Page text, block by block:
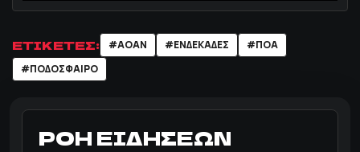
ΕΤΙΚΕΤΕΣ: #ΑΟΑΝ #ΕΝΔΕΚΑΔΕΣ
#ΠΟΑ
#ΠΟΔΌΣΦΑΙΡΟ
ΡΟΗ ΕΙΔΗΣΕΩΝ